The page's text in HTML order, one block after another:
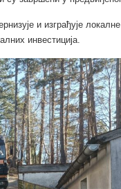
и изграђује
инвестиција.